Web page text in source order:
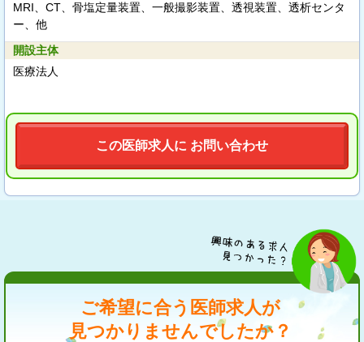
MRI、CT、骨塩定量装置、一般撮影装置、透視装置、透析センタ
ー、他
開設主体
医療法人
この医師求人に お問い合わせ
ご希望に合う医師求人が
見つかりませんでしたか？